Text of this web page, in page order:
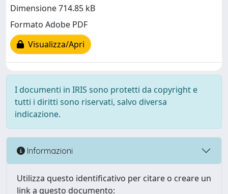
Dimensione 714.85 kB
Formato Adobe PDF
Visualizza/Apri
I documenti in IRIS sono protetti da copyright e
tutti i diritti sono riservati, salvo diversa
indicazione.
Informazioni
Utilizza questo identificativo per citare o creare un
link a questo documento: